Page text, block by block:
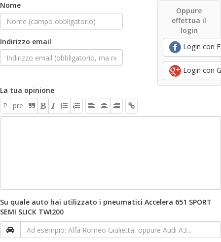
Nome
Indirizzo email
Oppure
effettua il
login
Login con
Login con
La tua opinione
P
pre
Su quale auto hai utilizzato i pneumatici Accelera 651 SPORT
SEMI SLICK TWI200